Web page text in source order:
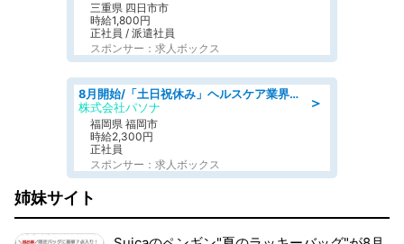
三重県 四日市市
時給1,800円
正社員 / 派遣社員
スポンサー：求人ボックス
＞
8月開始/「土日祝休み」ヘルスケア業界の産業保健師/高時給/未経験OK/要資格:保健師、正看護師
株式会社パソナ
福岡県 福岡市
時給2,300円
正社員
スポンサー：求人ボックス
姉妹サイト